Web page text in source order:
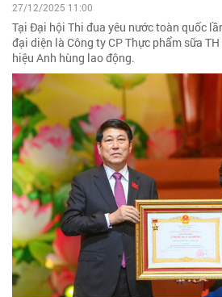
27/12/2025 11:00
Tại Đại hội Thi đua yêu nước toàn quốc
đại diện là Công ty CP Thực phẩm sữa
hiệu Anh hùng lao động.